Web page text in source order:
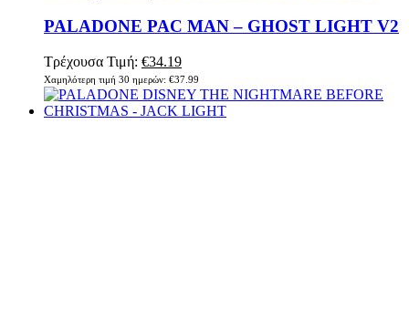
PALADONE PAC MAN – GHOST LIGHT V2
Τρέχουσα Τιμή: €34.19
Χαμηλότερη τιμή 30 ημερών: €37.99